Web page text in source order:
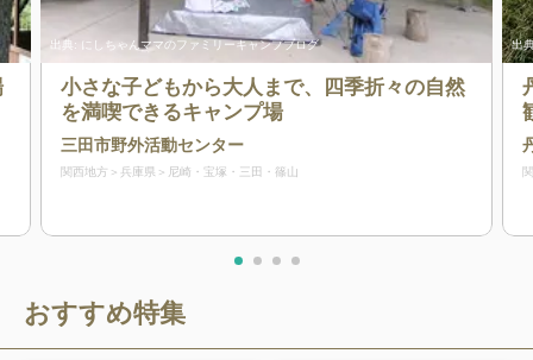
出典: にしちゃんママのファミリーキャンプブログ
小さな子どもから大人まで、四季折々の自然
を満喫できるキャンプ場
三田市野外活動センター
関西地方 兵庫県 尼崎・宝塚・三田・篠山
出
おすすめ特集